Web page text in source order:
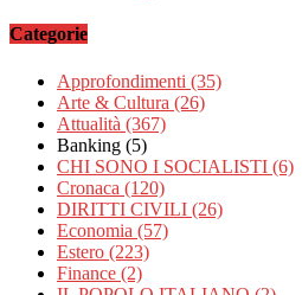
Categorie
Approfondimenti (35)
Arte & Cultura (26)
Attualità (367)
Banking (5)
CHI SONO I SOCIALISTI (6)
Cronaca (120)
DIRITTI CIVILI (26)
Economia (57)
Estero (223)
Finance (2)